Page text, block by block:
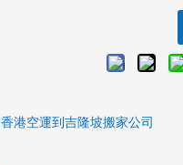
港空運到吉隆坡搬家公司